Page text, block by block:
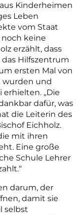
Kinderheimen
Leben
vom Staat
keine
erzählt, dass
Hilfszentrum
ersten Mal von
wurden und
erhielten. „Die
dafür, was
die Leiterin des
Eichholz.
mit ihren
Eine große
Schule Lehrer
darum, der
damit sie
selbst